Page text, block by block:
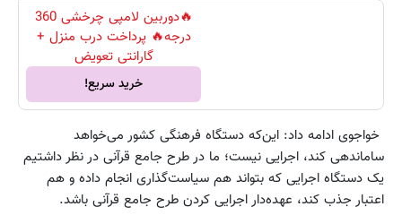
🔥دوربین لامپی چرخشی 360
درجه🔥 پرداخت درب منزل +
گارانتی تعویض
خرید سریع!
خواجوی ادامه داد: این‌که دستگاه فرهنگی کشور می‌خواهد
ساماندهی کند، اجرایی نیست؛ ما در طرح جامع قرآنی در نظر داشتیم
یک دستگاه اجرایی که بتواند هم سیاست‌گذاری انجام داده و هم
اعتبار جذب کند، عهده‌دار اجرایی کردن طرح جامع قرآنی باشد.